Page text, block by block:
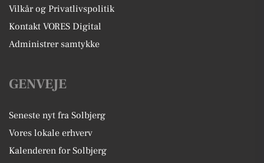
Vilkår og Privatlivspolitik
Kontakt VORES Digital
Administrer samtykke
GENVEJE
Seneste nyt fra Solbjerg
Vores lokale erhverv
Kalenderen for Solbjerg